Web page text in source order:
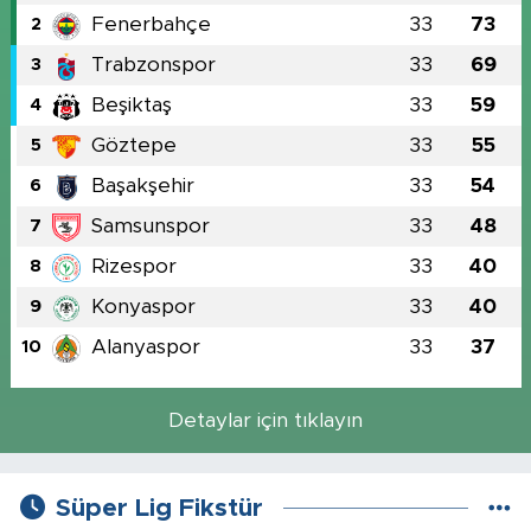
2 Fenerbahçe 33 73
3 Trabzonspor 33 69
4 Beşiktaş 33 59
5 Göztepe 33 55
6 Başakşehir 33 54
7 Samsunspor 33 48
8 Rizespor 33 40
9 Konyaspor 33 40
10 Alanyaspor 33 37
Detaylar için tıklayın
Süper Lig Fikstür